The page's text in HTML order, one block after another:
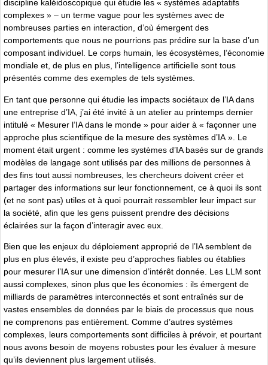
discipline kaléidoscopique qui étudie les « systèmes adaptatifs
complexes » – un terme vague pour les systèmes avec de
nombreuses parties en interaction, d’où émergent des
comportements que nous ne pourrions pas prédire sur la base d’un
composant individuel. Le corps humain, les écosystèmes, l’économie
mondiale et, de plus en plus, l’intelligence artificielle sont tous
présentés comme des exemples de tels systèmes.
En tant que personne qui étudie les impacts sociétaux de l’IA dans
une entreprise d’IA, j’ai été invité à un atelier au printemps dernier
intitulé « Mesurer l’IA dans le monde » pour aider à « façonner une
approche plus scientifique de la mesure des systèmes d’IA ». Le
moment était urgent : comme les systèmes d’IA basés sur de grands
modèles de langage sont utilisés par des millions de personnes à
des fins tout aussi nombreuses, les chercheurs doivent créer et
partager des informations sur leur fonctionnement, ce à quoi ils sont
(et ne sont pas) utiles et à quoi pourrait ressembler leur impact sur
la société, afin que les gens puissent prendre des décisions
éclairées sur la façon d’interagir avec eux.
Bien que les enjeux du déploiement approprié de l’IA semblent de
plus en plus élevés, il existe peu d’approches fiables ou établies
pour mesurer l’IA sur une dimension d’intérêt donnée. Les LLM sont
aussi complexes, sinon plus que les économies : ils émergent de
milliards de paramètres interconnectés et sont entraînés sur de
vastes ensembles de données par le biais de processus que nous
ne comprenons pas entièrement. Comme d’autres systèmes
complexes, leurs comportements sont difficiles à prévoir, et pourtant
nous avons besoin de moyens robustes pour les évaluer à mesure
qu’ils deviennent plus largement utilisés.